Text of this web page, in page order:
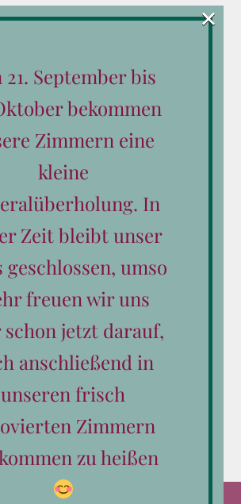
21. September bis
bekommen
Zimmern eine
kleine
In
Zeit bleibt unser
geschlossen, umso
freuen wir uns
schon jetzt darauf,
anschließend in
unseren frisch
Zimmern
zu heißen
×